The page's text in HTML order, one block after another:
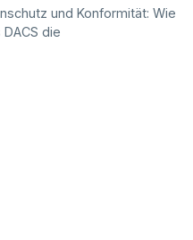
und Konformität: Wie
DACS die